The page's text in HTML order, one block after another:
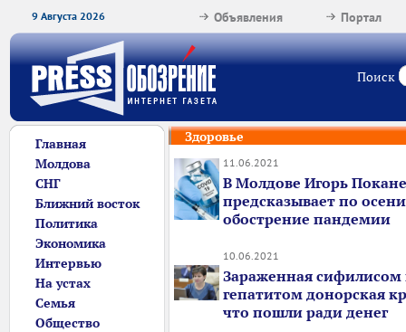
9 Августа 2026 Портал
Объявления
Поиск
Главная
Молдова
СНГ
Ближний восток
Политика
Экономика
Интервью
На устах
Семья
Общество
Здоровье
11.06.2021
В Молдове Игорь
предсказывает по осени
обострение пандемии
10.06.2021
Зараженная сифилисом
гепатитом донорская
что пошли ради денег